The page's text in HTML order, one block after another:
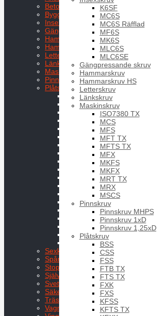
K6SF
MC6S
MC6S Räfflad
MF6S
MK6S
MLC6S
MLC6SE
Gängpressande skruv
Hammarskruv
Hammarskruv HS
Letterskruv
Länkskruv
Maskinskruv
ISO7380 TX
MCS
MFS
MFT TX
MFTS TX
MFX
MKFS
MKFX
MRT TX
MRX
MSCS
Pinnskruv
Pinnskruv MHPS
Pinnskruv 1xD
Pinnskruv 1,25xD
Plåtskruv
BSS
CSS
FSS
FTB TX
FTS TX
FXK
FXS
KFSS
KFTS TX
Betongskruv
Byggplåtskruv
Insexskruv
Gängpressande skruv
Hammarskruv
Hammarskruv HS
Letterskruv
Länkskruv
Maskinskruv
Pinnskruv
Plåtskruv
BSS
CSS
KFTS TX
RXK
RXS med Polybricka
RXS Caphead
Sexkantskalle m spår o bricka
Sexkantsskruv
Spårskruv
Stoppskruv
Självborrande
Svetsskruv
Säkerhetsskruv
Träskruvar
Vagnsbult